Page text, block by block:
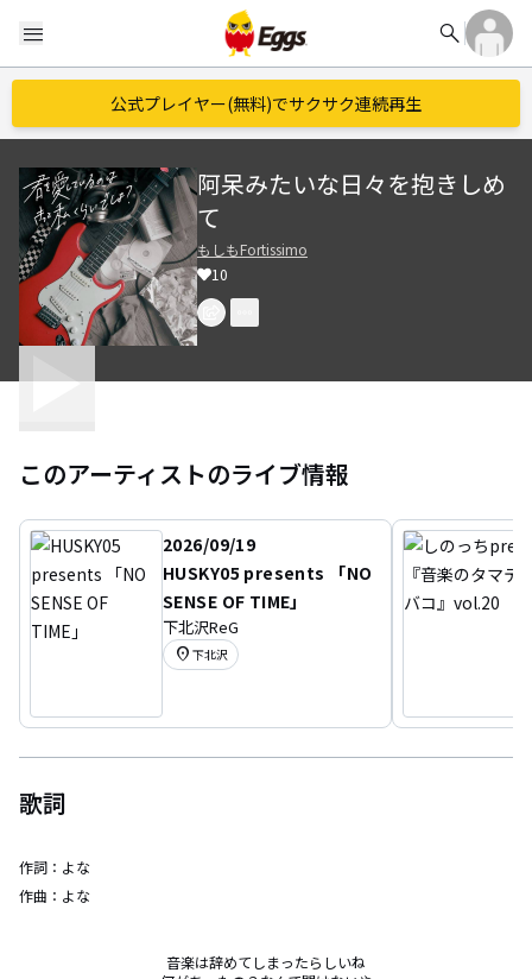
menu search
公式プレイヤー(無料)でサクサク連続再生
阿呆みたいな日々を抱きしめ
て
もしもFortissimo
10
このアーティストのライブ情報
2026/09/19
HUSKY05 presents 「NO
SENSE OF TIME」
下北沢ReG
location_on 下北沢
歌詞
作詞： よな
作曲： よな
音楽は辞めてしまったらしいね